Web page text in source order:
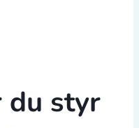
du styr